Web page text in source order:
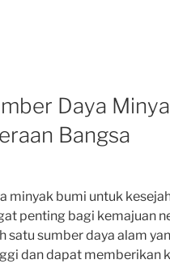
Daya
Bangsa
minyak bumi untuk
penting bagi kemajuan
satu sumber daya alam
dan dapat memberikan